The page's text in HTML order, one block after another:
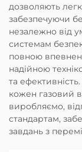
дозволяють
забезпечуючи
незалежно від
системам
повною
надійною
та
кожен газовий
виробляємо,
стандартам,
завдань з